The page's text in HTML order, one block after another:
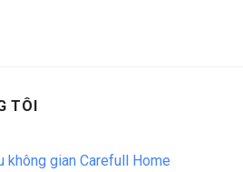
TÔI
không gian Carefull Home